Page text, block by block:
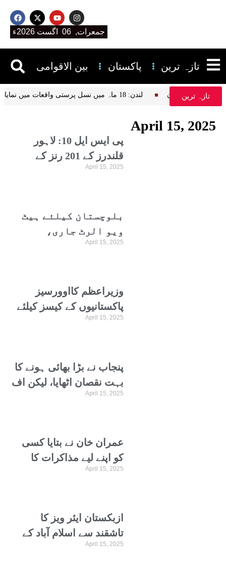
جمعرات, 06 اگست 2026ء
بین الاقوامی پاکستان تازہ ترین
تازہ ترین لندن: 18 ماہ میں نسل پرستی واقعات میں نمایاں اضافہ، نیشنل ہیلتھ سروس کا انکشاف پڑھتے ہیں، علیمہ خان
April 15, 2025
پی ایس ایل 10: لاہور
قلندرز کے 201 رنز کے
April 15, 2025
بلوچستان کیلئے ہیٹ
ویو الرٹ جاری،
متعلقہ اداروں کو
April 15, 2025
وزیراعظم کااوورسیز
پاکستانیوں کے کیسز کیلئے
خصوصی عدالتیں قائم کرنے
April 15, 2025
پنجاب نے بڑا بھائی ہونے کا
بہت نقصان اٹھایا، لیکن اف
نہیں کی، خواجہ سعد
April 15, 2025
عمران خان نے بتایا کسی
کو اپنے لیے مذاکرات کا
اختیار نہیں دیا ، بیرسٹر
April 15, 2025
ازبکستان ایئر ویز کا
تاشقند سے اسلام آباد کے
لیے ہفتہ وار پرواز کا آغاز
April 15, 2025